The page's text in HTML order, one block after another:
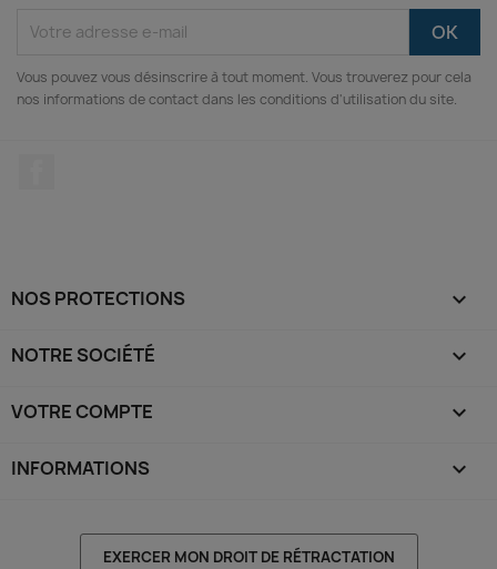
Vous pouvez vous désinscrire à tout moment. Vous trouverez pour cela
nos informations de contact dans les conditions d'utilisation du site.
NOS PROTECTIONS 
NOTRE SOCIÉTÉ 
VOTRE COMPTE 
INFORMATIONS keyboard_arrow_down
EXERCER MON DROIT DE RÉTRACTATION